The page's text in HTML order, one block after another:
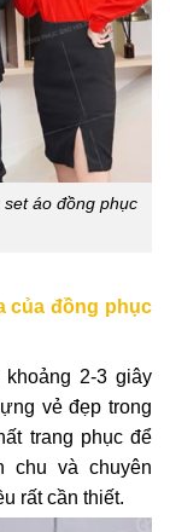
áo đồng phục
của đồng phục
2-3 giây
vẻ đẹp trong
trang phục để
chu và chuyên
rất cần thiết.